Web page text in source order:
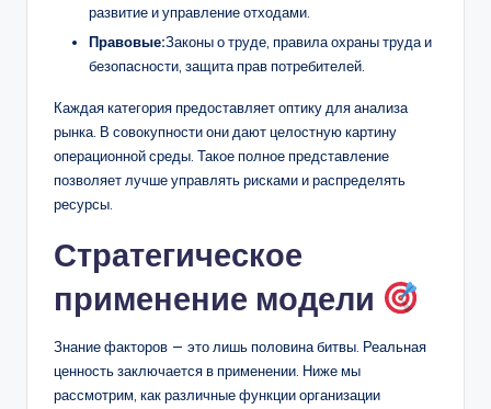
развитие и управление отходами.
Правовые:Законы о труде, правила охраны труда и
безопасности, защита прав потребителей.
Каждая категория предоставляет оптику для анализа
рынка. В совокупности они дают целостную картину
операционной среды. Такое полное представление
позволяет лучше управлять рисками и распределять
ресурсы.
Стратегическое
применение модели
Знание факторов — это лишь половина битвы. Реальная
ценность заключается в применении. Ниже мы
рассмотрим, как различные функции организации